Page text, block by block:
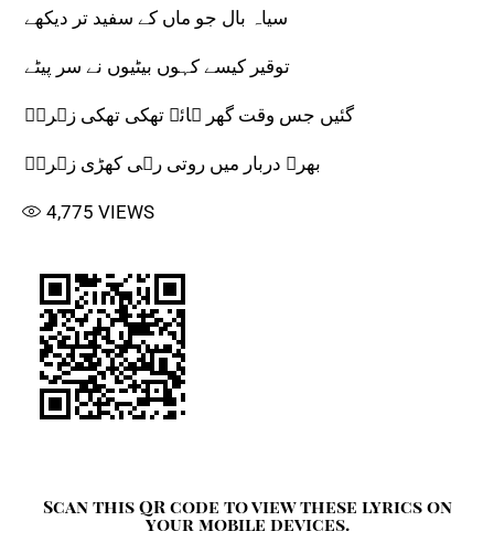
سیاہ بال جو ماں کے سفید تر دیکھے
توقیر کیسے کہوں بیٹیوں نے سر پیٹے
گئیں جس وقت گھر ہائے تھکی تھکی زہراؑ
بھرے دربار میں روتی رہی کھڑی زہراؑ
4,775 VIEWS
Scan this QR code to view these lyrics on
your mobile devices.